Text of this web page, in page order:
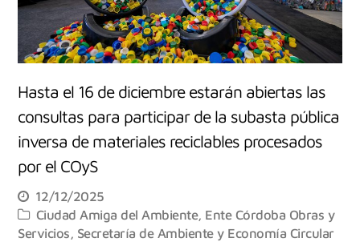
Hasta el 16 de diciembre estarán abiertas las
consultas para participar de la subasta pública
inversa de materiales reciclables procesados
por el COyS
12/12/2025
Ciudad Amiga del Ambiente, Ente Córdoba Obras y
Servicios, Secretaría de Ambiente y Economía Circular